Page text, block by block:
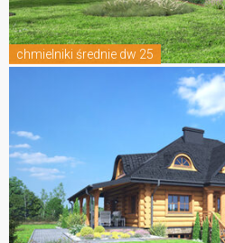
chmielniki średnie dw 25